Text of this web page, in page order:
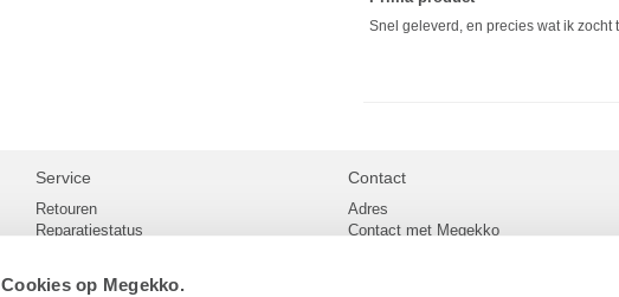
Cookies op Megekko.
Snel geleverd, en precies wat ik zocht
Service
Retouren
Reparatiestatus
Contact
Adres
Contact met Megekko